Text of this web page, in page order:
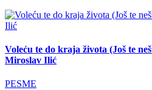
Voleću te do kraja života (Još te
Miroslav Ilić
PESME